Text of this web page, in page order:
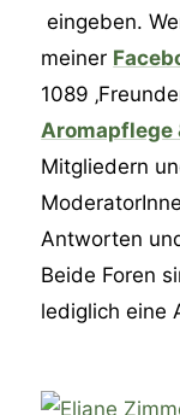
eingeben.
meiner
1089
Aromapflege
Mitgliedern
Antworten
Beide Foren
lediglich eine